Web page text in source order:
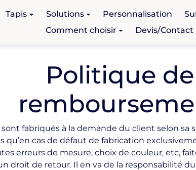
Tapis
Solutions Personnalisation
Comment choisir
Devis/Contact
Politique de
fabriqués à la demande du client selon sa
qu’en cas de défaut de fabrication
erreurs de mesure, choix de couleur, etc,
droit de retour. Il en va de la responsabilité